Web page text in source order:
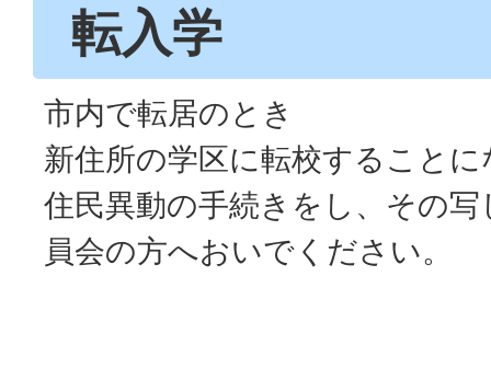
転入学
市内で転居のとき
新住所の学区に転校すること
住民異動の手続きをし、その
員会の方へおいでください。